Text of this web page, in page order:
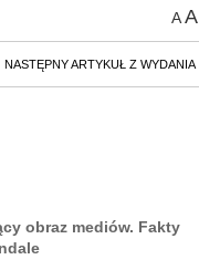
AA
NASTĘPNY ARTYKUŁ Z WYDANIA
obraz mediów. Fakty